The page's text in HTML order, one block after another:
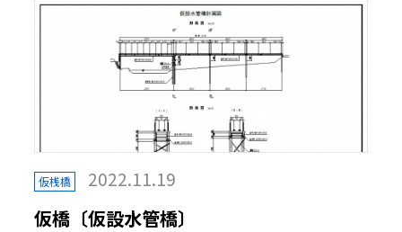
仮桟橋 2022.11.19
仮橋〔仮設水管橋〕